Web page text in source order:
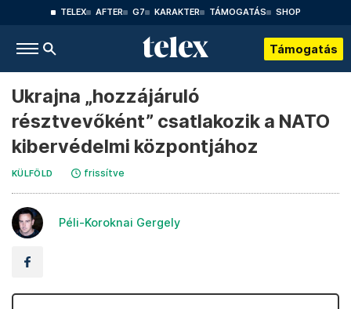
TELEX AFTER G7 KARAKTER TÁMOGATÁS SHOP
Támogatás
Ukrajna „hozzájáruló
résztvevőként” csatlakozik a NATO
kibervédelmi központjához
KÜLFÖLD frissítve
Péli-Koroknai Gergely